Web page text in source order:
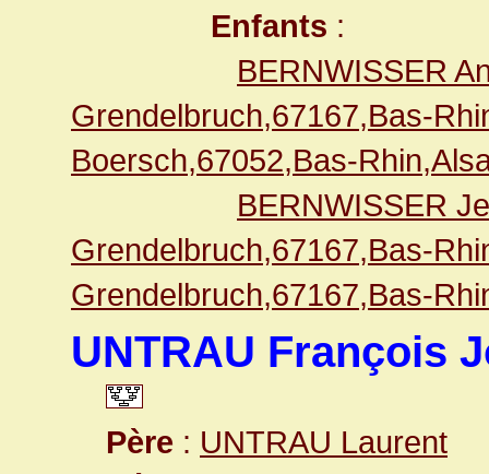
Enfants :
BERNWISSER
Grendelbruch,67167,Bas-
Boersch,67052,Bas-
BERNWISSER
Grendelbruch,67167,Bas-
Grendelbruch,67167,Bas-
UNTRAU François
Père : UNTRAU Laurent